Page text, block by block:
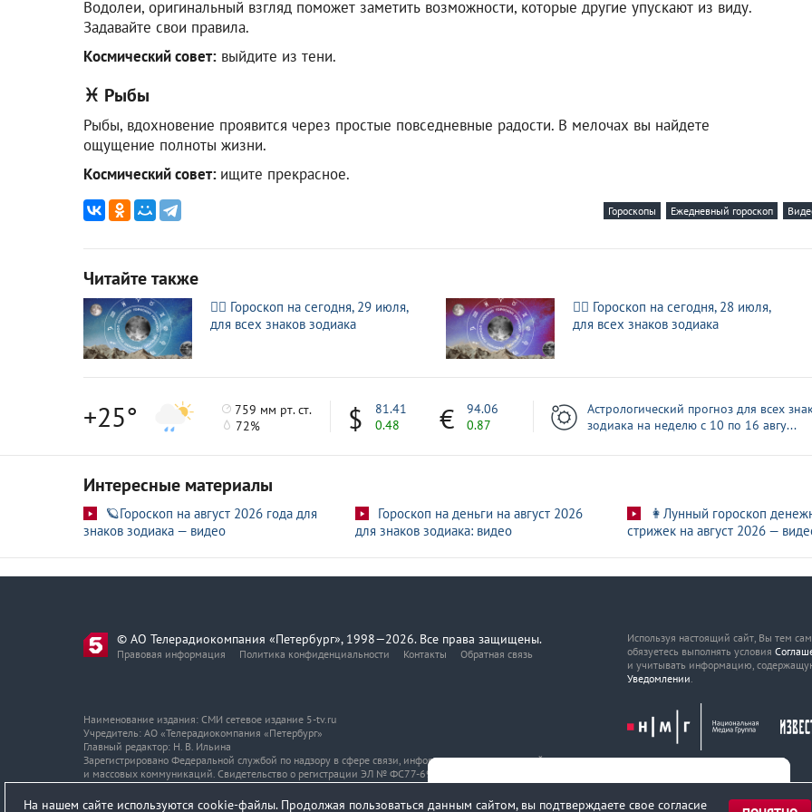
Водолеи, оригинальный взгляд поможет заметить возможности, которые другие упускают из виду.
Задавайте свои правила.
Космический совет: выйдите из тени.
♓ Рыбы
Рыбы, вдохновение проявится через простые повседневные радости. В мелочах вы найдете
ощущение полноты жизни.
Космический совет: ищите прекрасное.
Гороскопы Ежедневный гороскоп
Читайте также
🧙‍♀ Гороскоп на сегодня, 29 июля,
для всех знаков зодиака
🧙‍♀ Гороскоп на сегодня, 28 июля,
для всех знаков зодиака
+25°
759 мм рт. ст.
72%
81.41
0.48
94.06
0.87
Астрологический прогноз для всех
зодиака на неделю с 10 по 16 авгу...
Интересные материалы
🪐Гороскоп на август 2026 года для
знаков зодиака — видео
Гороскоп на деньги на август 2026
для знаков зодиака: видео
👩Лунный гороскоп
стрижек на август 2026 —
© АО Телерадиокомпания «Петербург», 1998—2026. Все права защищены.
Правовая информация Политика конфиденциальности Контакты Обратная связь
Используя настоящий сайт, Вы тем
обязуетесь выполнять условия
и учитывать информацию,
Уведомлении.
Наименование издания: СМИ сетевое издание 5-tv.ru
Учредитель: АО «Телерадиокомпания «Петербург»
Главный редактор: Н. В. Ильина
Зарегистрировано Федеральной службой по надзору в сфере связи, информационных технологий
и массовых коммуникаций. Свидетельство о регистрации ЭЛ № ФС77-69216 от 29 марта 2017 года.
Адрес и телефон редакции
На нашем сайте используются cookie-файлы. Продолжая пользоваться данным сайтом, вы подтверждаете свое согласие